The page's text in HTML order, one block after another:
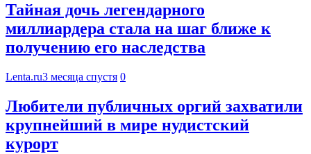
Тайная дочь легендарного
миллиардера стала на шаг ближе к
получению его наследства
Lenta.ru3 месяца спустя 0
Любители публичных оргий захватили
крупнейший в мире нудистский
курорт